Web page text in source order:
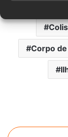
Corpo